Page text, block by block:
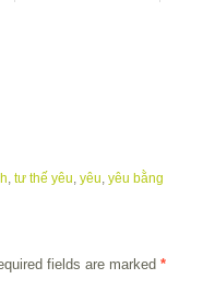
tư thế yêu yêu yêu bằng
fields are marked *